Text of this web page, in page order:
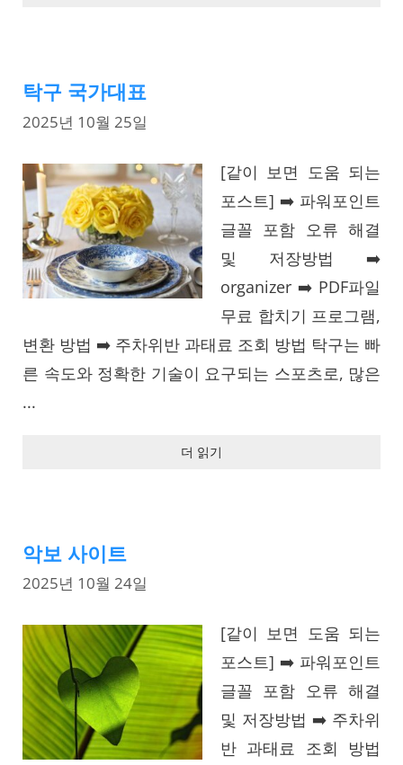
탁구 국가대표
2025년 10월 25일
[같이 보면 도움 되는
포스트] ➡️ 파워포인트
글꼴 포함 오류 해결
및 저장방법 ➡️
organizer ➡️ PDF파일
무료 합치기 프로그램,
변환 방법 ➡️ 주차위반 과태료 조회 방법 탁구는 빠
른 속도와 정확한 기술이 요구되는 스포츠로, 많은
...
더 읽기
악보 사이트
2025년 10월 24일
[같이 보면 도움 되는
포스트] ➡️ 파워포인트
글꼴 포함 오류 해결
및 저장방법 ➡️ 주차위
반 과태료 조회 방법